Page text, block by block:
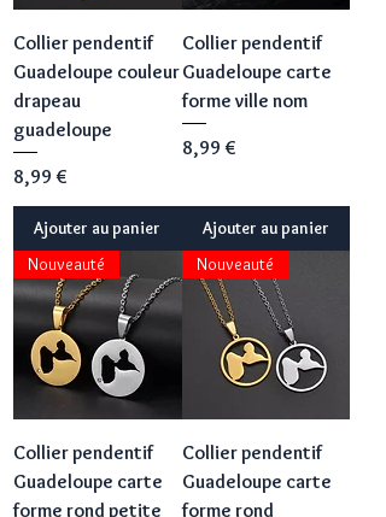
Collier pendentif
Guadeloupe couleur
drapeau
guadeloupe
Prix
8,99 €
Ajouter au panier
Collier pendentif
Guadeloupe carte
forme ville nom
Prix
8,99 €
Ajouter au panier
Nouveauté
Collier pendentif
Guadeloupe carte
forme rond petite
Nouveauté
Collier pendentif
Guadeloupe carte
forme rond